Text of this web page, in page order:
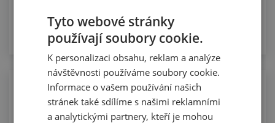
Měření elektrické vodivosti u nás
zakoupených hadic
Tyto webové stránky
používají soubory cookie.
K personalizaci obsahu, reklam a analýze
návštěvnosti používáme soubory cookie.
Informace o vašem používání našich
stránek také sdílíme s našimi reklamními
a analytickými partnery, kteří je mohou